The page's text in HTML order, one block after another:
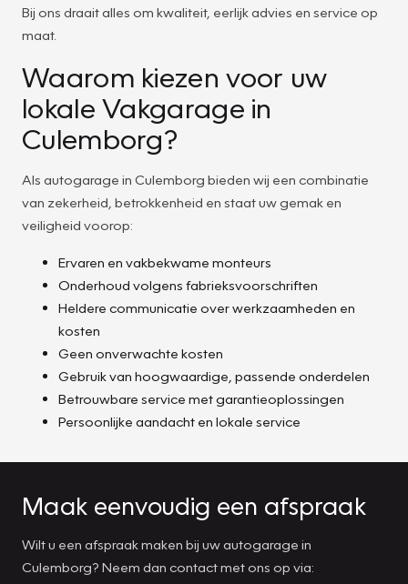
Bij ons draait alles om kwaliteit, eerlijk advies en service op
maat.
Waarom kiezen voor uw
lokale Vakgarage in
Culemborg?
Als autogarage in Culemborg bieden wij een combinatie
van zekerheid, betrokkenheid en staat uw gemak en
veiligheid voorop:
Ervaren en vakbekwame monteurs
Onderhoud volgens fabrieksvoorschriften
Heldere communicatie over werkzaamheden en
kosten
Geen onverwachte kosten
Gebruik van hoogwaardige, passende onderdelen
Betrouwbare service met garantieoplossingen
Persoonlijke aandacht en lokale service
Maak eenvoudig een afspraak
Wilt u een afspraak maken bij uw autogarage in
Culemborg? Neem dan contact met ons op via: